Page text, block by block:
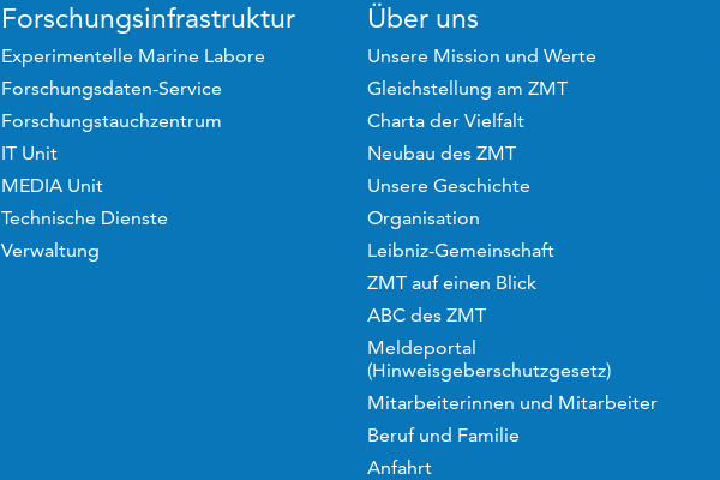
Forschungsinfrastruktur
Experimentelle Marine Labore
Forschungsdaten-Service
Forschungstauchzentrum
IT Unit
MEDIA Unit
Technische Dienste
Verwaltung
Über uns
Unsere Mission und Werte
Gleichstellung am ZMT
Charta der Vielfalt
Neubau des ZMT
Unsere Geschichte
Organisation
Leibniz-Gemeinschaft
ZMT auf einen Blick
ABC des ZMT
Meldeportal
(Hinweisgeberschutzgesetz)
Mitarbeiterinnen und Mitarbeiter
Beruf und Familie
Anfahrt